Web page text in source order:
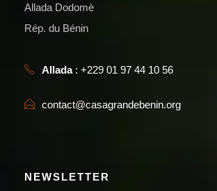
Allada Dodomè
Rép. du Bénin
Allada: +229 01 97 44 10 56
contact@casagrandebenin.org
NEWSLETTER